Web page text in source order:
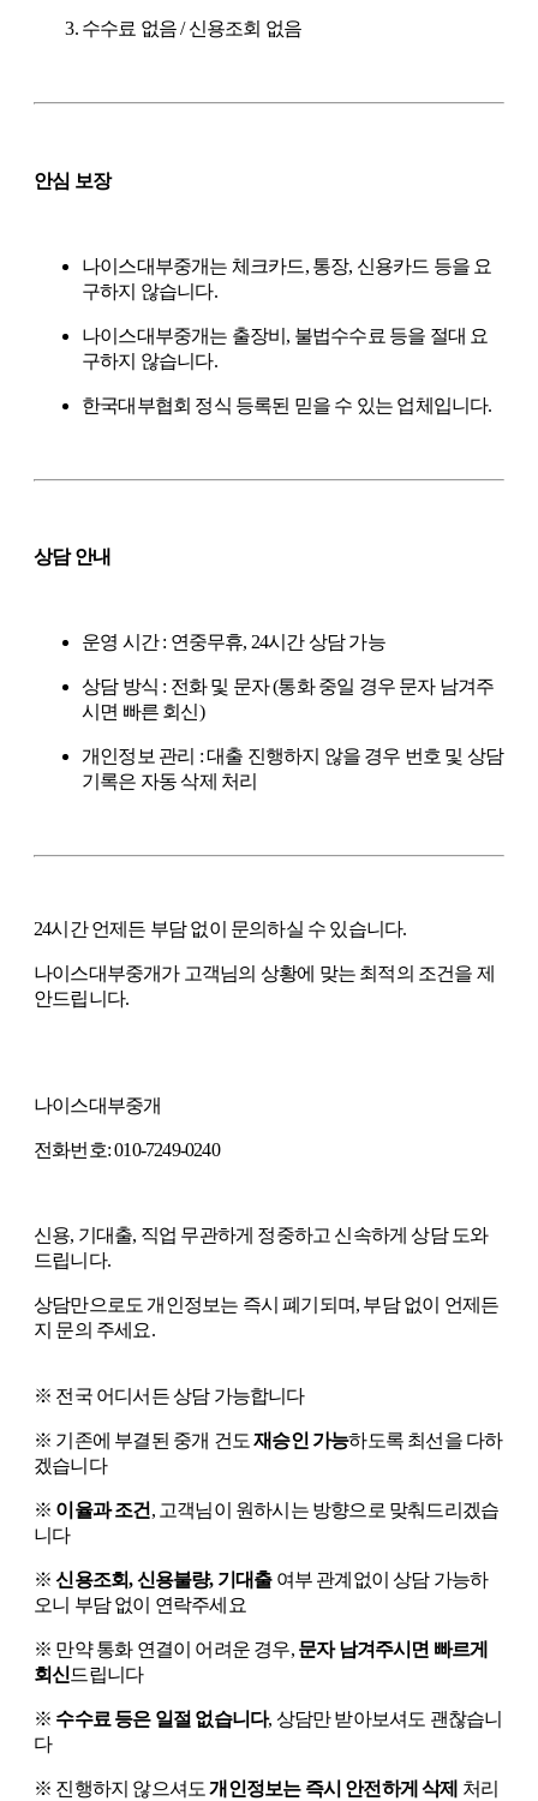
수수료 없음 / 신용조회 없음
안심 보장
나이스대부중개는 체크카드, 통장, 신용카드 등을 요
구하지 않습니다.
나이스대부중개는 출장비, 불법수수료 등을 절대 요
구하지 않습니다.
한국대부협회 정식 등록된 믿을 수 있는 업체입니다.
상담 안내
운영 시간 : 연중무휴, 24시간 상담 가능
상담 방식 : 전화 및 문자 (통화 중일 경우 문자 남겨주
시면 빠른 회신)
개인정보 관리 : 대출 진행하지 않을 경우 번호 및 상담
기록은 자동 삭제 처리
24시간 언제든 부담 없이 문의하실 수 있습니다.
나이스대부중개가 고객님의 상황에 맞는 최적의 조건을 제
안드립니다.
나이스대부중개
전화번호: 010-7249-0240
신용, 기대출, 직업 무관하게 정중하고 신속하게 상담 도와
드립니다.
상담만으로도 개인정보는 즉시 폐기되며, 부담 없이 언제든
지 문의 주세요.
※ 전국 어디서든 상담 가능합니다
※ 기존에 부결된 중개 건도재승인 가능하도록 최선을 다하
겠습니다
※ 이율과 조건, 고객님이 원하시는 방향으로 맞춰드리겠습
니다
※신용조회, 신용불량, 기대출여부 관계없이 상담 가능하
오니 부담 없이 연락주세요
※ 만약 통화 연결이 어려운 경우, 문자 남겨주시면 빠르게
회신드립니다
※ 수수료 등은 일절 없습니다, 상담만 받아보셔도 괜찮습니
다
※ 진행하지 않으셔도개인정보는 즉시 안전하게 삭제 처리